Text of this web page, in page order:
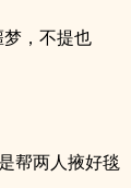
梦，不提也
帮两人掖好毯